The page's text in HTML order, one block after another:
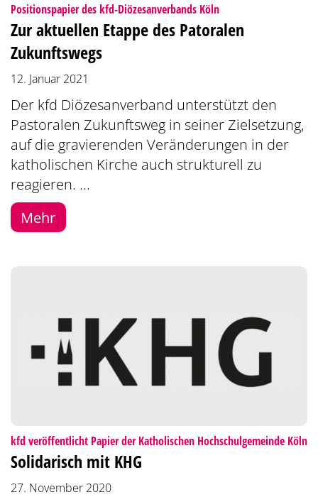
Positionspapier des kfd-Diözesanverbands Köln:
Zur aktuellen Etappe des Patoralen
Zukunftswegs
12. Januar 2021
Der kfd Diözesanverband unterstützt den
Pastoralen Zukunftsweg in seiner Zielsetzung,
auf die gravierenden Veränderungen in der
katholischen Kirche auch strukturell zu
reagieren. ...
Mehr
kfd veröffentlicht Papier der Katholischen Hochschulgemeinde Köln:
Solidarisch mit KHG
27. November 2020